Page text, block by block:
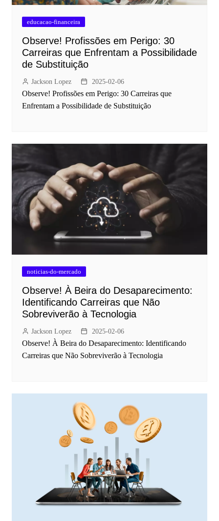
educacao-financeira
Observe! Profissões em Perigo: 30
Carreiras que Enfrentam a Possibilidade
de Substituição
Jackson Lopez 2025-02-06
Observe! Profissões em Perigo: 30 Carreiras que
Enfrentam a Possibilidade de Substituição
noticias-do-mercado
Observe! À Beira do Desaparecimento:
Identificando Carreiras que Não
Sobreviverão à Tecnologia
Jackson Lopez 2025-02-06
Observe! À Beira do Desaparecimento: Identificando
Carreiras que Não Sobreviverão à Tecnologia